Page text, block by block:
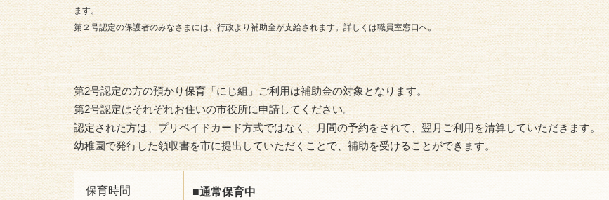
ます。
第２号認定の保護者のみなさまには、行政より補助金が支給されます。詳しくは職員室窓口へ。
第2号認定の方の預かり保育「にじ組」ご利用は補助金の対象となります。
第2号認定はそれぞれお住いの市役所に申請してください。
認定された方は、プリペイドカード方式ではなく、月間の予約をされて、翌月ご利用を清算していただきます。
幼稚園で発行した領収書を市に提出していただくことで、補助を受けることができます。
保育時間
■通常保育中